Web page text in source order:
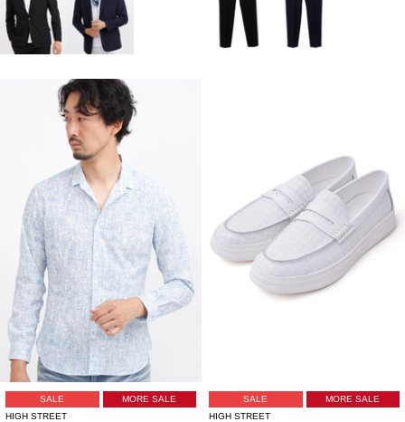
SALE
MORE SALE
HIGH STREET
SALE
MORE SALE
HIGH STREET